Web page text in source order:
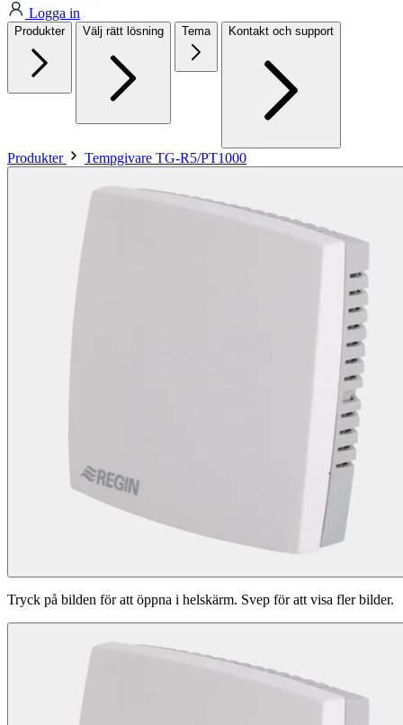
Logga in
Produkter Välj rätt lösning Tema Kontakt och support
Produkter Tempgivare TG-R5/PT1000
Tryck på bilden för att öppna i helskärm. Svep för att visa fler bilder.